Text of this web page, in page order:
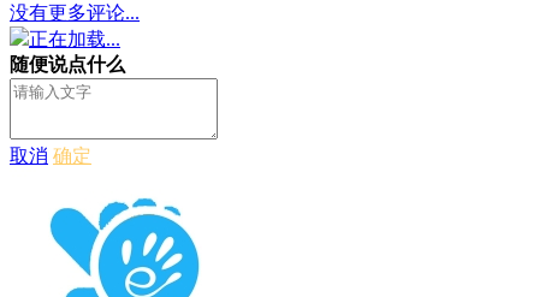
没有更多评论...
正在加载...
随便说点什么
取消 确定